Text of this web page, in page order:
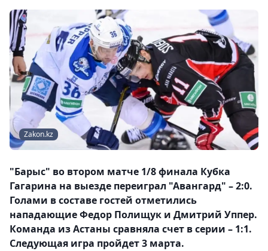
Zakon.kz
"Барыс" во втором матче 1/8 финала Кубка
Гагарина на выезде переиграл "Авангард" – 2:0.
Голами в составе гостей отметились
нападающие Федор Полищук и Дмитрий Уппер.
Команда из Астаны сравняла счет в серии – 1:1.
Следующая игра пройдет 3 марта.